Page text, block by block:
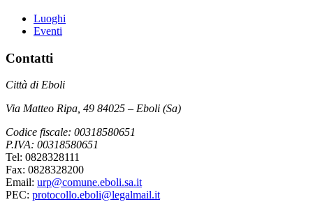
Luoghi
Eventi
Contatti
Città di Eboli
Via Matteo Ripa, 49 84025 – Eboli (Sa)
Codice fiscale: 00318580651
P.IVA: 00318580651
Tel: 0828328111
Fax: 0828328200
Email: urp@comune.eboli.sa.it
PEC: protocollo.eboli@legalmail.it